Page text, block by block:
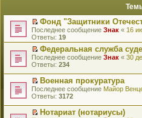
о
м
у
н
е
р
о
ч
и
т
а
н
н
к
п
е
р
в
о
м
у
н
е
п
р
ч
П
е
р
е
й
т
к
п
е
р
в
о
Фонд "Защитники
Последнее сообщение Знак « 16
Ответы: 19
П
е
е
й
т
и
к
п
Федеральная служба
Последнее сообщение Знак « 30
Ответы: 234
П
е
е
й
Военная прокуратура
Последнее сообщение Майор
Ответы: 3172
Нотариат (нотариусы)